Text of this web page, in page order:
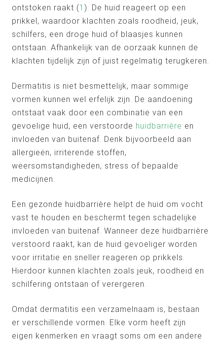
ontstoken raakt (1 ). De huid reageert op een
prikkel, waardoor klachten zoals roodheid, jeuk,
schilfers, een droge huid of blaasjes kunnen
ontstaan. Afhankelijk van de oorzaak kunnen de
klachten tijdelijk zijn of juist regelmatig terugkeren.
Dermatitis is niet besmettelijk, maar sommige
vormen kunnen wel erfelijk zijn. De aandoening
ontstaat vaak door een combinatie van een
gevoelige huid, een verstoorde huidbarrière en
invloeden van buitenaf. Denk bijvoorbeeld aan
allergieën, irriterende stoffen,
weersomstandigheden, stress of bepaalde
medicijnen.
Een gezonde huidbarrière helpt de huid om vocht
vast te houden en beschermt tegen schadelijke
invloeden van buitenaf. Wanneer deze huidbarrière
verstoord raakt, kan de huid gevoeliger worden
voor irritatie en sneller reageren op prikkels.
Hierdoor kunnen klachten zoals jeuk, roodheid en
schilfering ontstaan of verergeren.
Omdat dermatitis een verzamelnaam is, bestaan
er verschillende vormen. Elke vorm heeft zijn
eigen kenmerken en vraagt soms om een andere